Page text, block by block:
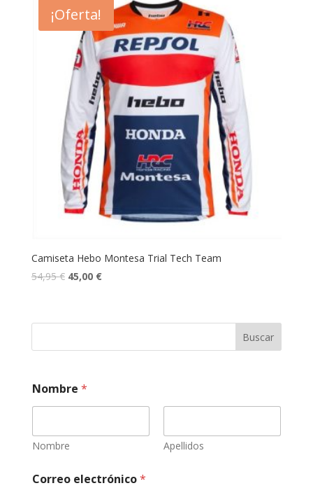
¡Oferta!
Camiseta Hebo Montesa Trial Tech Team
54,95€ 45,00 €
Buscar
ú
m
r
o
*
Nombre *
Nombre Apellidos
Correo electrónico*